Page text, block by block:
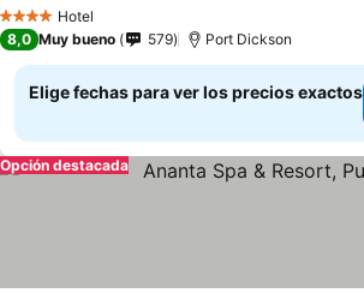
4 EstrellasHotel
8,0 Muy bueno 579 Port Dickson
Elige fechas para ver los precios exactos
Opción destacada